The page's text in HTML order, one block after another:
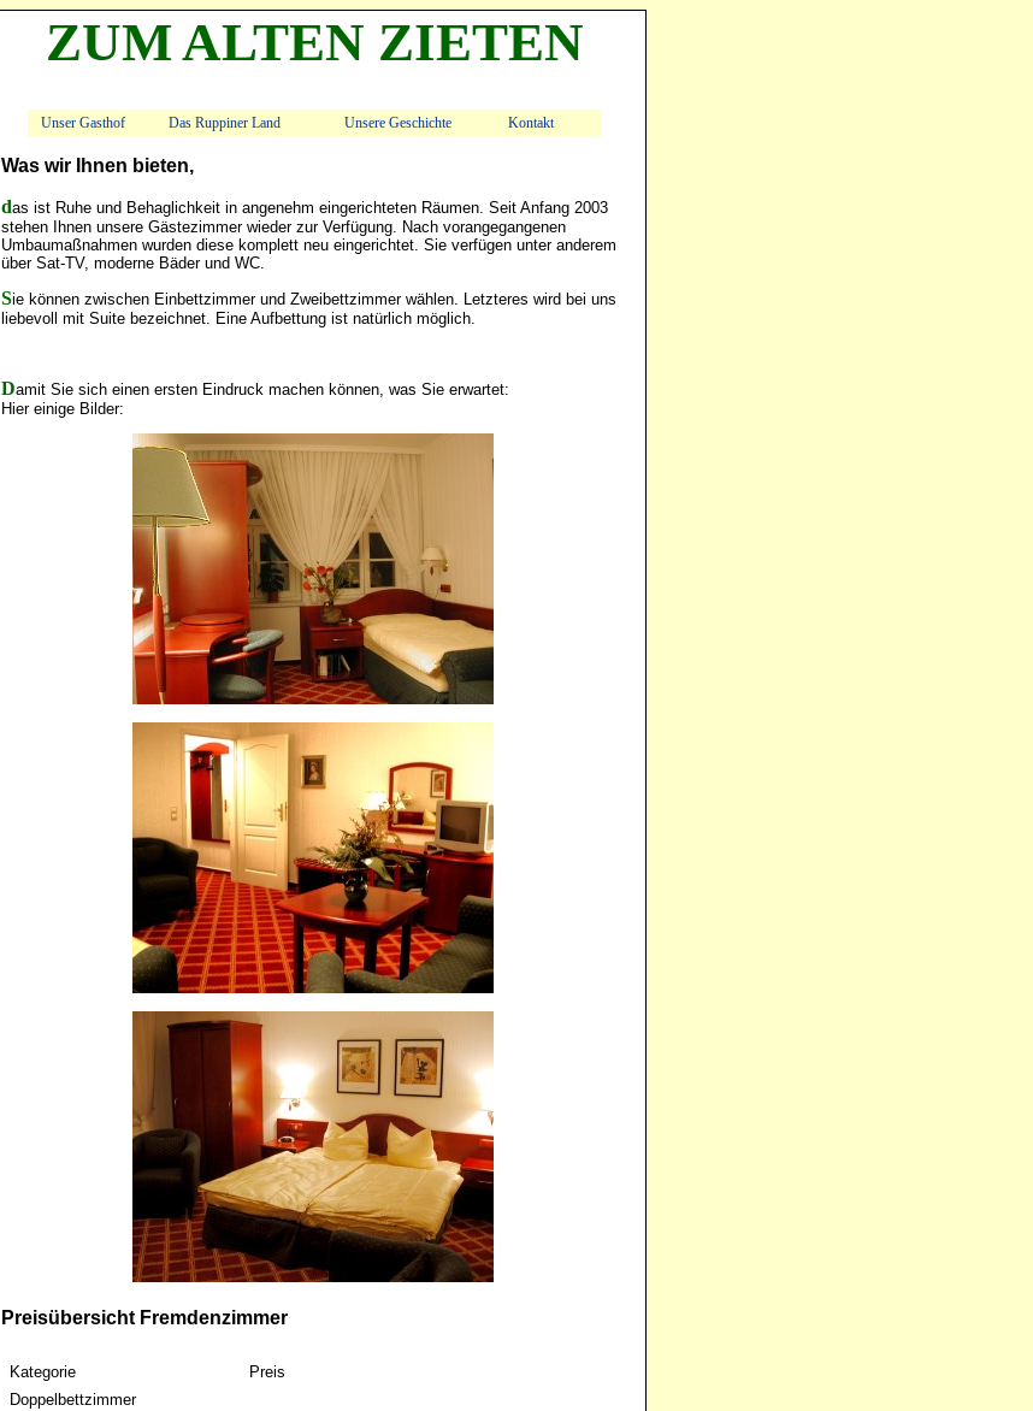
ZUM ALTEN ZIETEN
Unser Gasthof Das Ruppiner Land Unsere Geschichte Kontakt
Was wir Ihnen bieten,
das ist Ruhe und Behaglichkeit in angenehm eingerichteten Räumen. Seit Anfang 2003
stehen Ihnen unsere Gästezimmer wieder zur Verfügung. Nach vorangegangenen
Umbaumaßnahmen wurden diese komplett neu eingerichtet. Sie verfügen unter anderem
über Sat-TV, moderne Bäder und WC.
Sie können zwischen Einbettzimmer und Zweibettzimmer wählen. Letzteres wird bei uns
liebevoll mit Suite bezeichnet. Eine Aufbettung ist natürlich möglich.
Damit Sie sich einen ersten Eindruck machen können, was Sie erwartet:
Hier einige Bilder:
Preisübersicht Fremdenzimmer
Kategorie
Preis
Doppelbettzimmer